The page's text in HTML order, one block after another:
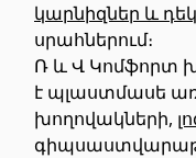
Պատերի
Օդափոխվող
կարնիզներ և
սրահներում։
Ռ և Վ Կոմֆորտ
է պլաստմասե
խողովակների,